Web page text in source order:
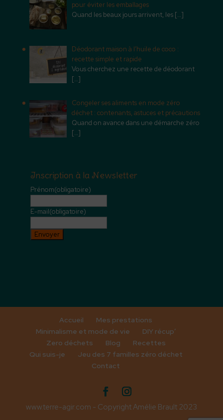
pour éviter les emballages
Quand les beaux jours arrivent, les […]
Déodorant maison à l’huile de coco :
recette simple et rapide
Vous cherchez une recette de déodorant
[…]
Congeler ses aliments en mode zéro
déchet : contenants, astuces et précautions
Quand on avance dans une démarche zéro
[…]
Inscription à la Newsletter
Prénom(obligatoire)
E-mail(obligatoire)
Envoyer
Accueil
Mes prestations
Minimalisme et mode de vie
DIY récup’
Zero déchets
Blog
Recettes
Qui suis-je
Jeu des 7 familles zéro déchet
Contact
www.terre-agir.com - Copyright Amélie Brault 2023